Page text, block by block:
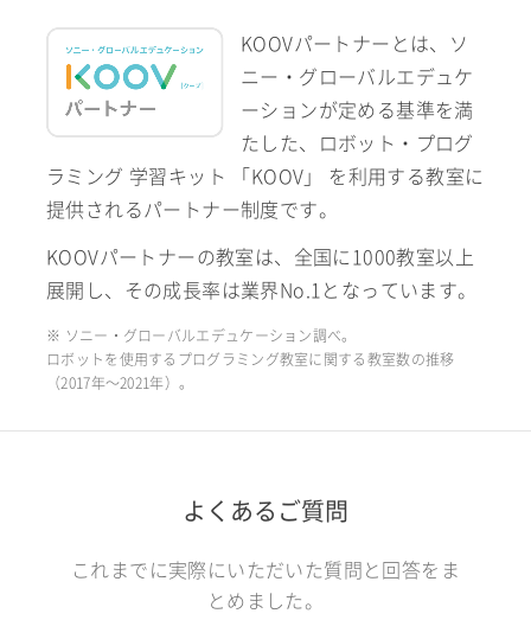
KOOVパートナーとは、ソ
ニー・グローバルエデュケ
ーションが定める基準を満
たした、ロボット・プログ
ラミング 学習キット 「KOOV」 を利用する教室に
提供されるパートナー制度です。
KOOVパートナーの教室は、全国に1000教室以上
展開し、その成長率は業界No.1となっています。
※ ソニー・グローバルエデュケーション調べ。
ロボットを使用するプログラミング教室に関する教室数の推移
（2017年〜2021年）。
よくあるご質問
これまでに実際にいただいた質問と回答をま
とめました。